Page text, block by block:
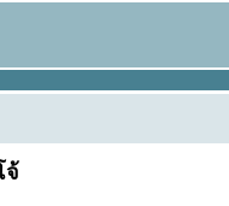
จ้